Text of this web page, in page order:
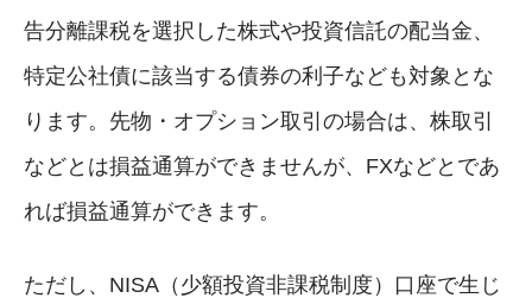
告分離課税を選択した株式や投資信託の配当金、
特定公社債に該当する債券の利子なども対象とな
ります。先物・オプション取引の場合は、株取引
などとは損益通算ができませんが、FXなどとであ
れば損益通算ができます。
ただし、NISA（少額投資非課税制度）口座で生じ